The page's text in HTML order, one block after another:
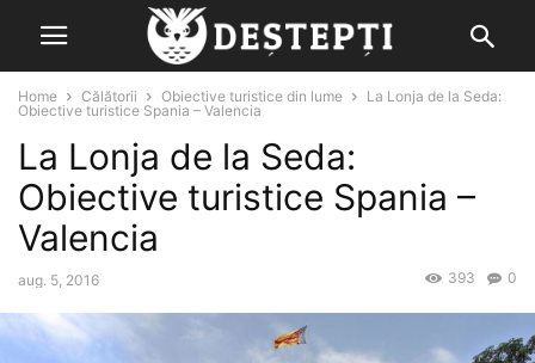
Home Călătorii Obiective turistice din lume
La Lonja de la Seda:
Obiective turistice Spania – Valencia
La Lonja de la Seda:
Obiective turistice Spania –
Valencia
aug. 5, 2016 0
393